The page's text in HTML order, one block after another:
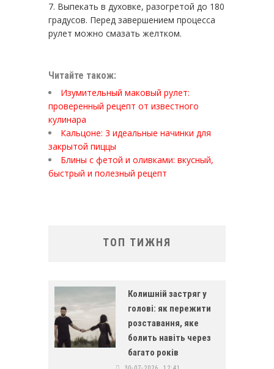
Выпекать в духовке, разогретой до 180
градусов. Перед завершением процесса
рулет можно смазать желтком.
Читайте також:
Изумительный маковый рулет:
проверенный рецепт от известного
кулинара
Кальцоне: 3 идеальные начинки для
закрытой пиццы
Блины с фетой и оливками: вкусный,
быстрый и полезный рецепт
ТОП ТИЖНЯ
Колишній застряг у
голові: як пережити
розставання, яке
болить навіть через
багато років